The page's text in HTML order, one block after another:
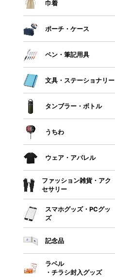
巾着
ポーチ・ケース
ペン・筆記用具
文具・ステーショナリー
タンブラー・ボトル
うちわ
ウェア・アパレル
ファッション雑貨・アク
セサリー
スマホグッズ・PCグッ
ズ
記念品
ラベル
・チラシ封入グッズ